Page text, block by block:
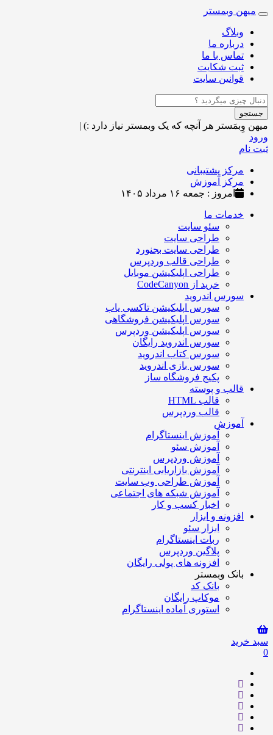
Toggle
navigation
میهن وبمستر
وبلاگ
درباره ما
تماس با ما
ثبت شکایت
قوانین سایت
جستجو
میهن وِبمَستر هر آنچه که یک وبمستر نیاز دارد :) |
ورود
ثبت نام
مرکز پشتیبانی
مرکز آموزش
امروز : جمعه ۱۶ مرداد ۱۴۰۵
خدمات ما
سئو سایت
طراحی سایت
طراحی سایت بجنورد
طراحی قالب وردپرس
طراحی اپلیکیشن موبایل
خرید از CodeCanyon
سورس اندروید
سورس اپلیکیشن تاکسی یاب
سورس اپلیکیشن فروشگاهی
سورس اپلیکیشن وردپرس
سورس اندروید رایگان
سورس کتاب اندروید
سورس بازی اندروید
پکیج فروشگاه ساز
قالب و پوسته
قالب HTML
قالب وردپرس
آموزش
آموزش اینستاگرام
آموزش سئو
آموزش وردپرس
آموزش بازاریابی اینترنتی
آموزش طراحی وب سایت
آموزش شبکه های اجتماعی
اخبار کسب و کار
افزونه و ابزار
ابزار سئو
ربات اینستاگرام
پلاگین وردپرس
افزونه های پولی رایگان
بانک وبمستر
بانک کد
موکاپ رایگان
استوری آماده اینستاگرام
سبد خرید
0